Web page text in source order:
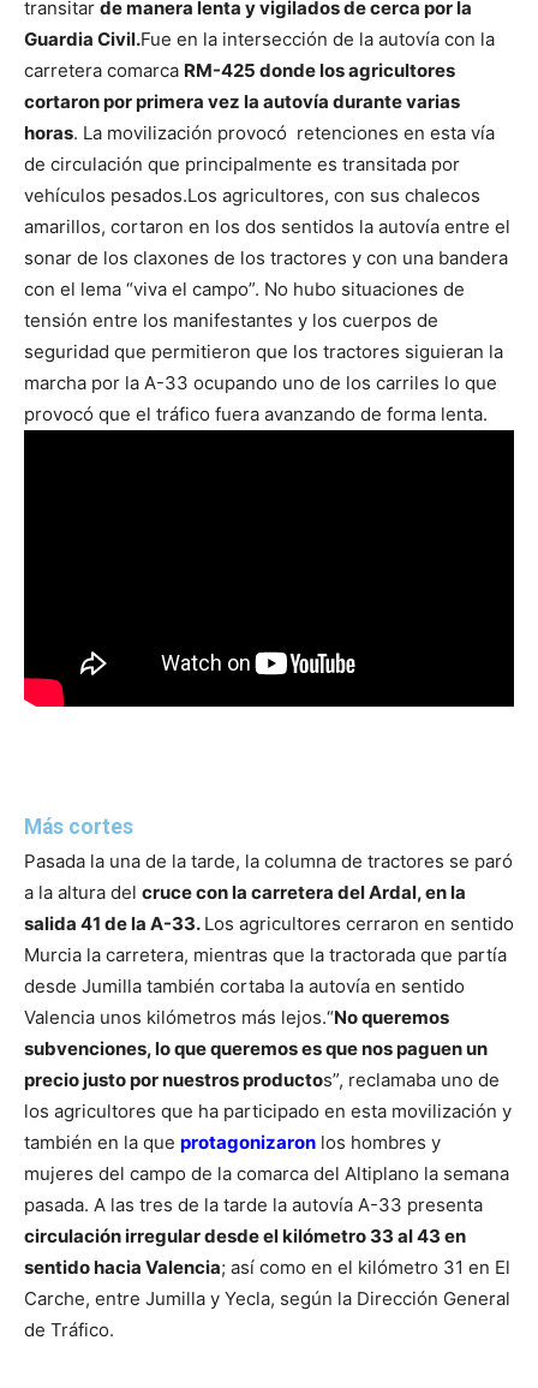
transitar de manera lenta y vigilados de cerca por la
Guardia Civil.Fue en la intersección de la autovía con la
carretera comarca RM-425 donde los agricultores
cortaron por primera vez la autovía durante varias
horas. La movilización provocó retenciones en esta vía
de circulación que principalmente es transitada por
vehículos pesados.Los agricultores, con sus chalecos
amarillos, cortaron en los dos sentidos la autovía entre el
sonar de los claxones de los tractores y con una bandera
con el lema “viva el campo”. No hubo situaciones de
tensión entre los manifestantes y los cuerpos de
seguridad que permitieron que los tractores siguieran la
marcha por la A-33 ocupando uno de los carriles lo que
provocó que el tráfico fuera avanzando de forma lenta.
Más cortes
Pasada la una de la tarde, la columna de tractores se paró
a la altura del cruce con la carretera del Ardal, en la
salida 41 de la A-33. Los agricultores cerraron en sentido
Murcia la carretera, mientras que la tractorada que partía
desde Jumilla también cortaba la autovía en sentido
Valencia unos kilómetros más lejos.“No queremos
subvenciones, lo que queremos es que nos paguen un
precio justo por nuestros productos”, reclamaba uno de
los agricultores que ha participado en esta movilización y
también en la que protagonizaron los hombres y
mujeres del campo de la comarca del Altiplano la semana
pasada. A las tres de la tarde la autovía A-33 presenta
circulación irregular desde el kilómetro 33 al 43 en
sentido hacia Valencia; así como en el kilómetro 31 en El
Carche, entre Jumilla y Yecla, según la Dirección General
de Tráfico.